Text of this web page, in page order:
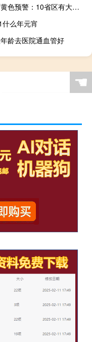
暴雨黄色预警：10省区有大到暴雨 山东辽宁西藏等地局地有大暴雨
什么年元宵
龄去医院通血管好
☚